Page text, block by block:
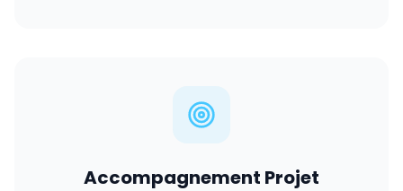
Accompagnement Projet